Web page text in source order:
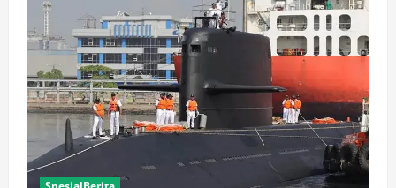
Kemanusiaan
Dijadwalkan
Pulang
ke
Indonesia